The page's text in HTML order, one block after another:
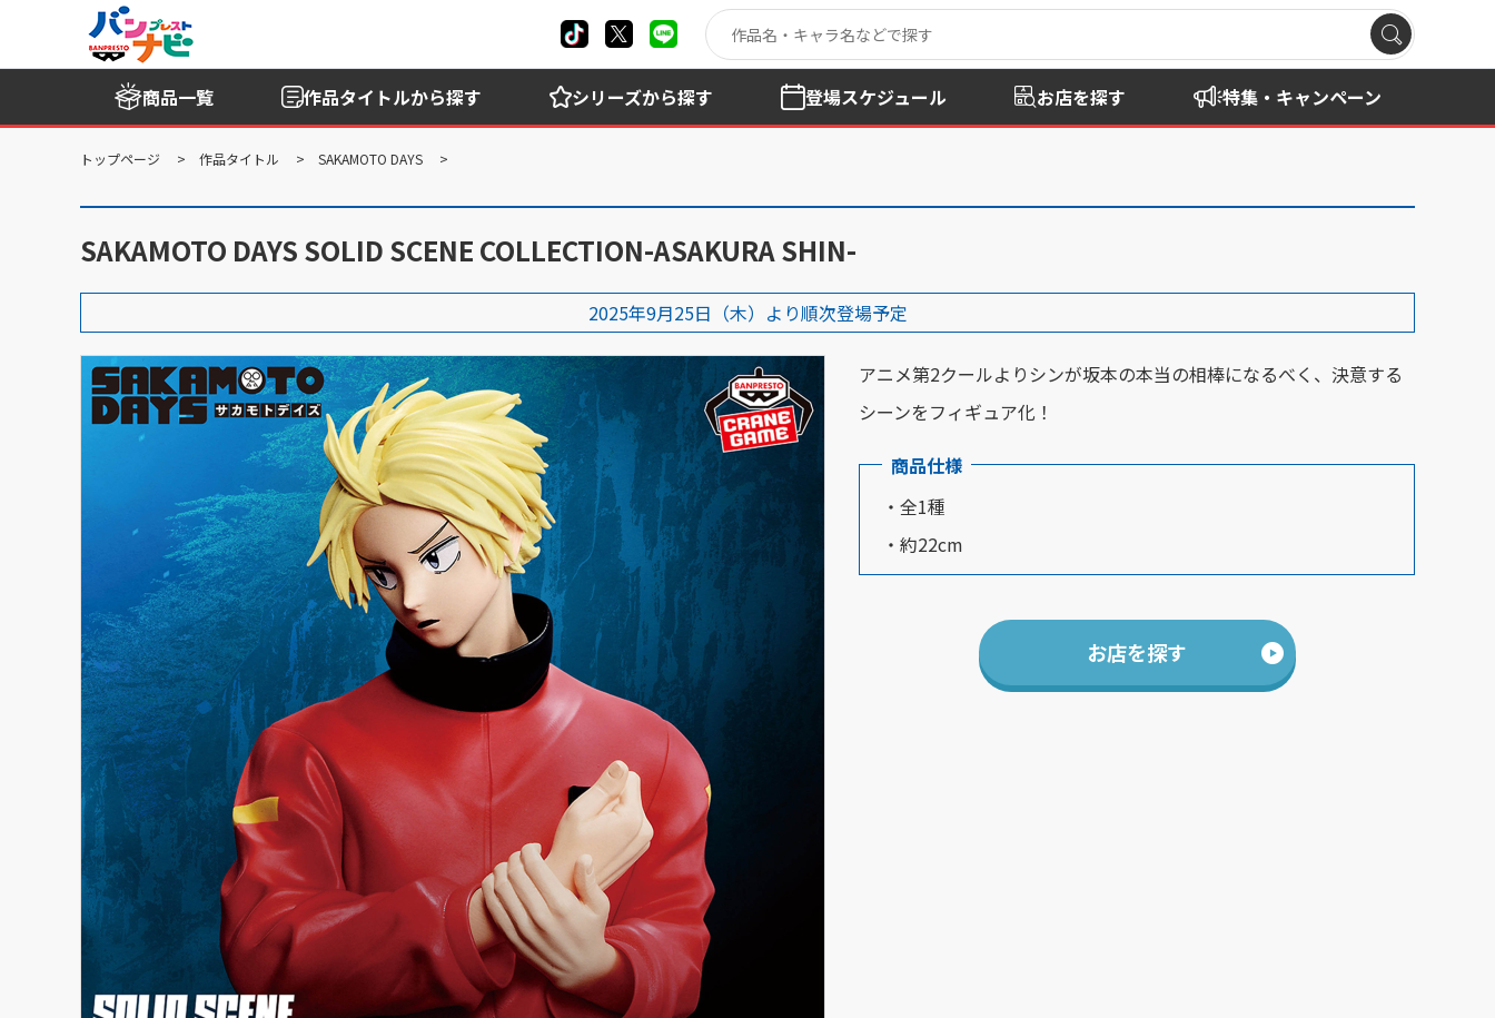
商品一覧 作品タイトルから探す シリーズから探す 登場スケジュール お店を探す 特集・キャンペーン
トップページ 作品タイトル SAKAMOTO DAYS
SAKAMOTO DAYS SOLID SCENE COLLECTION-ASAKURA SHIN-
2025年9月25日（木）より順次登場予定
アニメ第2クールよりシンが坂本の本当の相棒になるべく、決意する
シーンをフィギュア化！
商品仕様
・全1種
・約22cm
お店を探す